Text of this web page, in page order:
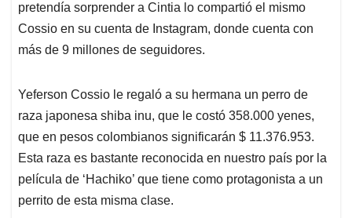
pretendía sorprender a Cintia lo compartió el mismo
Cossio en su cuenta de Instagram, donde cuenta con
más de 9 millones de seguidores.
Yeferson Cossio le regaló a su hermana un perro de
raza japonesa shiba inu, que le costó 358.000 yenes,
que en pesos colombianos significarán $ 11.376.953.
Esta raza es bastante reconocida en nuestro país por la
película de ‘Hachiko’ que tiene como protagonista a un
perrito de esta misma clase.